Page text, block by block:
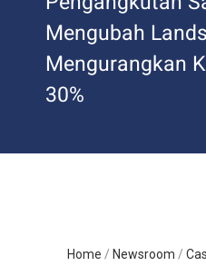
Mengubah
Mengurangkan
30%
Home / Newsroom /